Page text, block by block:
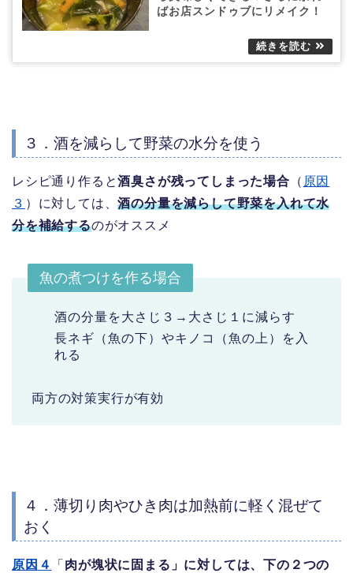
ばお店スンドゥブにリメイク！
３．酒を減らして野菜の水分を使う
レシピ通り作ると酒臭さが残ってしまった場合 （ 原因
３ ）に対しては、酒の分量を減らして野菜を入れて水
分を補給するのがオススメ
魚の煮つけを作る場合
酒の分量を大さじ３→大さじ１に減らす
長ネギ（魚の下）やキノコ（魚の上）を入
れる
両方の対策実行が有効
４．薄切り肉やひき肉は加熱前に軽く混ぜて
おく
原因４ 「 肉が塊状に固まる」に対しては、下の２つの